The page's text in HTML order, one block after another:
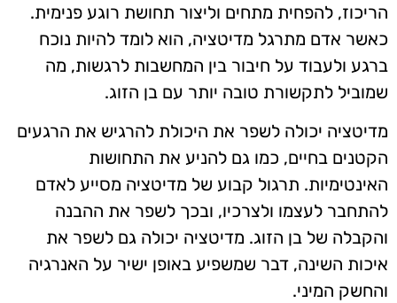
הריכוז, להפחית מתחים וליצור תחושת רוגע פנימית.
כאשר אדם מתרגל מדיטציה, הוא לומד להיות נוכח
ברגע ולעבוד על חיבור בין המחשבות לרגשות, מה
שמוביל לתקשורת טובה יותר עם בן הזוג.
מדיטציה יכולה לשפר את היכולת להרגיש את הרגעים
הקטנים בחיים, כמו גם להניע את התחושות
האינטימיות. תרגול קבוע של מדיטציה מסייע לאדם
להתחבר לעצמו ולצרכיו, ובכך לשפר את ההבנה
והקבלה של בן הזוג. מדיטציה יכולה גם לשפר את
איכות השינה, דבר שמשפיע באופן ישיר על האנרגיה
והחשק המיני.